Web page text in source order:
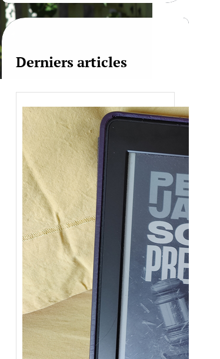
c
h
Derniers articles
Je bouquine #149
Sans grande surprise, j’ai
replongé dans la série
« Roy Grace »…